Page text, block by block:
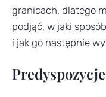
granicach, dlatego
podjąć, w jaki
i jak go następnie